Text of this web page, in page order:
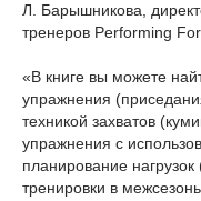
Л. Барышникова,
тренеров Performing
«В книге вы можете
упражнения
техникой захватов
упражнения с
планирование нагрузок
тренировки в